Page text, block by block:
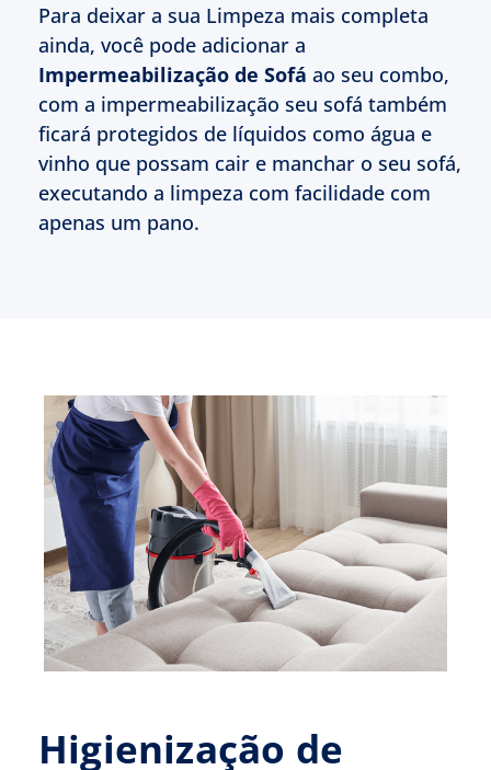
Para deixar a sua Limpeza mais completa
ainda, você pode adicionar a
Impermeabilização de Sofá ao seu combo,
com a impermeabilização seu sofá também
ficará protegidos de líquidos como água e
vinho que possam cair e manchar o seu sofá,
executando a limpeza com facilidade com
apenas um pano.
Higienização de